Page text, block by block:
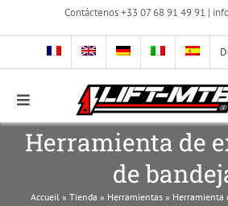
to
Contáctenos +33 07 68 91 49 91 |
Toggle
Navigation
Compatibilidad del kit LIFT-
Preguntas más frecuentes
Herramienta de
de
Accueil » Tienda » Herramientas» Herramienta